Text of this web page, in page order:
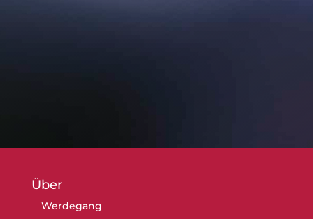
Über
Werdegang